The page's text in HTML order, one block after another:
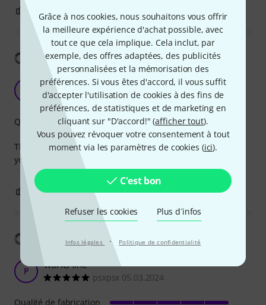
Grâce à nos cookies, nous souhaitons vous offrir
la meilleure expérience d'achat possible, avec
tout ce que cela implique. Cela inclut, par
exemple, des offres adaptées, des publicités
personnalisées et la mémorisation des
préférences. Si vous êtes d'accord, il vous suffit
d'accepter l'utilisation de cookies à des fins de
préférences, de statistiques et de marketing en
cliquant sur "D'accord!" (afficher tout).
Vous pouvez révoquer votre consentement à tout
moment via les paramètres de cookies (ici).
C'est bon
Refuser les cookies Plus d´infos
Infos légales · Politique de confidentialité
Afficher la traduction
Eventide Universal Pedal Power Supply
Gogga 07.02.2024
This eventide power supply is totally silent recording and
you can depend on it out live
Qualité de fabrication
0
Afficher la traduction
P works fine
psxpsx 05.03.2024
Qualité de fabrication